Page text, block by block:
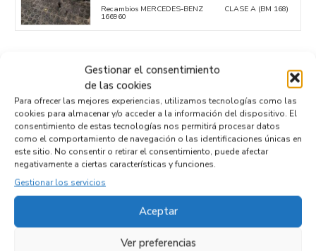
Gestionar el consentimiento
de las cookies
Para ofrecer las mejores experiencias, utilizamos tecnologías como las
cookies para almacenar y/o acceder a la información del dispositivo. El
consentimiento de estas tecnologías nos permitirá procesar datos
como el comportamiento de navegación o las identificaciones únicas en
este sitio. No consentir o retirar el consentimiento, puede afectar
negativamente a ciertas características y funciones.
Gestionar los servicios
Aceptar
Ver preferencias
Recambios MERCEDES-BENZ CLASE A (BM 168)
166960
ELECTROVENTILADOR
A1685050155
ELECTRICIDAD
Recambios MERCEDES-BENZ CLASE A (BM 168)
166960
MOTOR / ADMISION / ESCAPE
SOPORTE ALTERNADOR
A1662000670